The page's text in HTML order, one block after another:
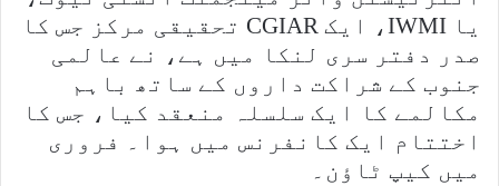
یا IWMI، ایک CGIAR تحقیقی مرکز جس کا
صدر دفتر سری لنکا میں ہے، نے عالمی
جنوب کے شراکت داروں کے ساتھ باہم
مکالمے کا ایک سلسلہ منعقد کیا، جس کا
اختتام ایک کانفرنس میں ہوا۔ فروری
میں کیپ ٹاؤن۔